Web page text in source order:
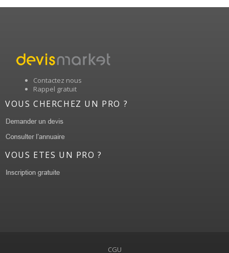
Contactez nous
Rappel gratuit
VOUS CHERCHEZ UN PRO ?
VOUS ETES UN PRO ?
CGU